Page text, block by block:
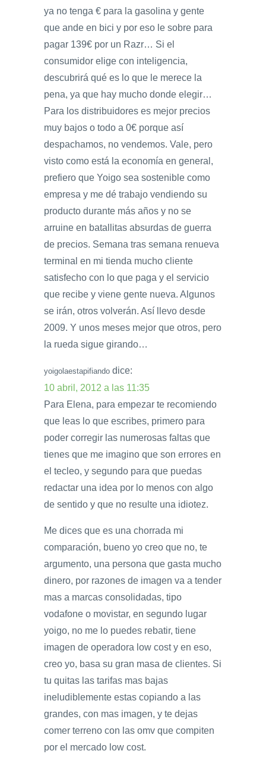
ya no tenga € para la gasolina y gente
que ande en bici y por eso le sobre para
pagar 139€ por un Razr… Si el
consumidor elige con inteligencia,
descubrirá qué es lo que le merece la
pena, ya que hay mucho donde elegir…
Para los distribuidores es mejor precios
muy bajos o todo a 0€ porque así
despachamos, no vendemos. Vale, pero
visto como está la economía en general,
prefiero que Yoigo sea sostenible como
empresa y me dé trabajo vendiendo su
producto durante más años y no se
arruine en batallitas absurdas de guerra
de precios. Semana tras semana renueva
terminal en mi tienda mucho cliente
satisfecho con lo que paga y el servicio
que recibe y viene gente nueva. Algunos
se irán, otros volverán. Así llevo desde
2009. Y unos meses mejor que otros, pero
la rueda sigue girando…
yoigolaestapifiando dice:
10 abril, 2012 a las 11:35
Para Elena, para empezar te recomiendo
que leas lo que escribes, primero para
poder corregir las numerosas faltas que
tienes que me imagino que son errores en
el tecleo, y segundo para que puedas
redactar una idea por lo menos con algo
de sentido y que no resulte una idiotez.
Me dices que es una chorrada mi
comparación, bueno yo creo que no, te
argumento, una persona que gasta mucho
dinero, por razones de imagen va a tender
mas a marcas consolidadas, tipo
vodafone o movistar, en segundo lugar
yoigo, no me lo puedes rebatir, tiene
imagen de operadora low cost y en eso,
creo yo, basa su gran masa de clientes. Si
tu quitas las tarifas mas bajas
ineludiblemente estas copiando a las
grandes, con mas imagen, y te dejas
comer terreno con las omv que compiten
por el mercado low cost.